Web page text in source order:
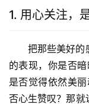
1. 用心关注，
把那些美好的
的表现，你是否
是否觉得依然美
否心生赞叹？那就